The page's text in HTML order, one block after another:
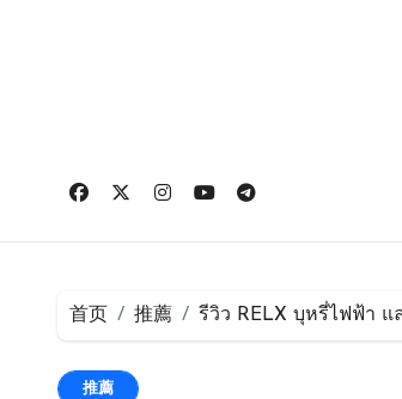
首页 推薦 รีวิว RELX บุหรี่ไฟฟ้า
推薦